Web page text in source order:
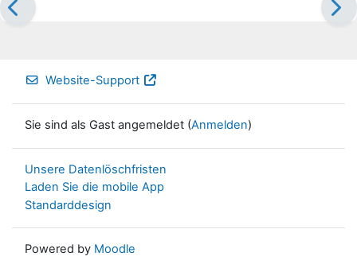
Website-Support
Sie sind als Gast angemeldet (Anmelden)
Unsere Datenlöschfristen
Laden Sie die mobile App
Standarddesign
Powered by Moodle